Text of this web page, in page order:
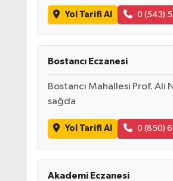
Yol Tarifi Al 0 (543)
Bostancı Eczanesi
Bostancı Mahallesi Prof. Ali
sağda
Yol Tarifi Al 0 (850)
Akademi Eczanesi